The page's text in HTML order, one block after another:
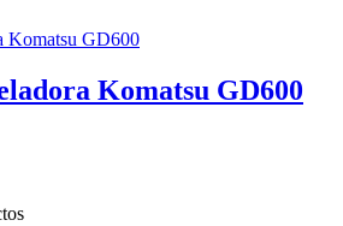
Komatsu GD600